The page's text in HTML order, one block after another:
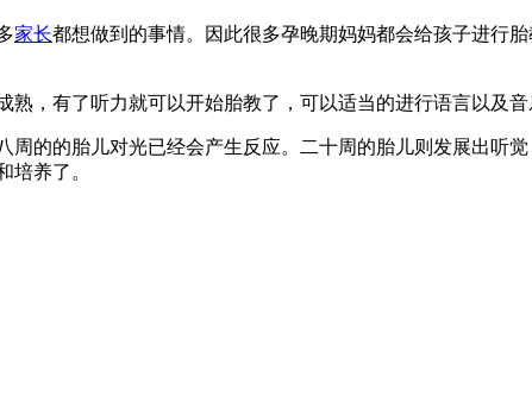
家长都想做到的事情。因此很多孕晚期妈妈都会给孩子进行
熟，有了听力就可以开始胎教了，可以适当的进行语言以及
周的的胎儿对光已经会产生反应。二十周的胎儿则发展出听
培养了。